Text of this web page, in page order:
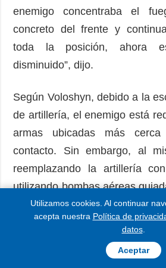
enemigo concentraba el
concreto del frente y
toda la posición, ahora
disminuido”, dijo.
Según Voloshyn, debido a la
de artillería, el enemigo está
armas ubicadas más
contacto. Sin embargo, al
reemplazando la artillería
utilizando bombas aéreas
posiciones militares
ciudades y pueblos.
Como informó Ukrinform,
Utilizamos cookies. Al continuar
acepta nuestra Política de
datos.
Aceptar